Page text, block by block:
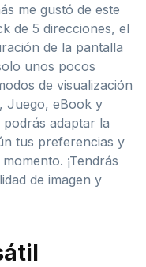
me gustó de este
de 5 direcciones, el
de la pantalla
unos pocos
de visualización
Juego, eBook y
adaptar la
tus preferencias y
¡Tendrás
de imagen y